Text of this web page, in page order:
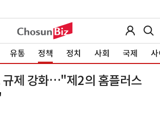
유통 정책 정치 사회 국제 사
규제 강화…"제2의 홈플러스